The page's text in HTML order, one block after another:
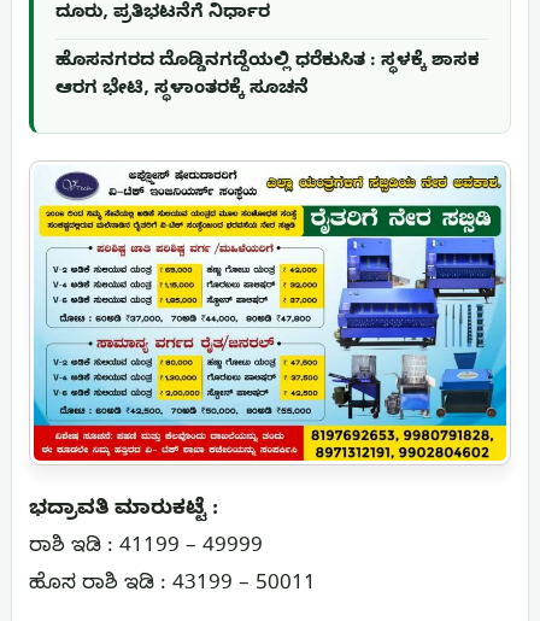
ದೂರು, ಪ್ರತಿಭಟನೆಗೆ ನಿರ್ಧಾರ
ಹೊಸನಗರದ ದೊಡ್ಡಿನಗದ್ದೆಯಲ್ಲಿ ಧರೆಕುಸಿತ : ಸ್ಥಳಕ್ಕೆ ಶಾಸಕ
ಆರಗ ಭೇಟಿ, ಸ್ಥಳಾಂತರಕ್ಕೆ ಸೂಚನೆ
ಭದ್ರಾವತಿ ಮಾರುಕಟ್ಟೆ :
ರಾಶಿ ಇಡಿ : 41199 – 49999
ಹೊಸ ರಾಶಿ ಇಡಿ : 43199 – 50011